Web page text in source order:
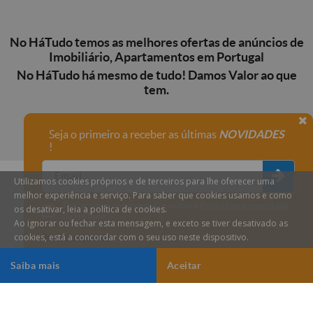
No HáTudo temos as melhores ofertas de anúncios de
Imobiliário, Apartamentos em Portugal
No HáTudo há mesmo de tudo! Damos Valor ao que
tem.
Seja o primeiro a receber as últimas NOVIDADES
!
Declaro que compreendi e aceito a
do HáTudo.
Anular subscrição
Utilizamos cookies próprios e de terceiros para lhe oferecer uma
melhor experiência e serviço. Para saber que cookies usamos e como
os desativar, leia a política de cookies.
Ao ignorar ou fechar esta mensagem, e exceto se tiver desativado as
cookies, está a concordar com o seu uso neste dispositivo.
Aceitar
Saiba mais